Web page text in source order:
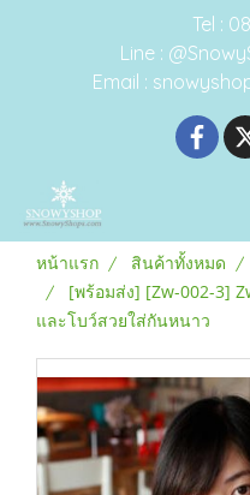
Tel :
Line :
Email :
หน้าแรก สินค้าทั้งหมด
[พร้อมส่ง] [Zw-002-3]
และโบว์สวยใส่กันหนาว